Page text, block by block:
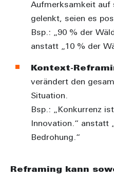
Aufmerksamkeit auf
gelenkt, seien es
Bsp.: „90 % der
anstatt „10 % der
Kontext-
verändert den
Situation.
Bsp.: „Konkurrenz
Innovation.“ anstatt
Bedrohung.“
Reframing kann